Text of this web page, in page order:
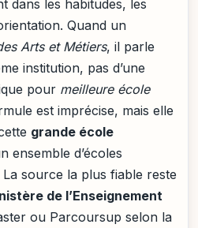
dans les habitudes, les
Quand un
Arts et Métiers, il parle
institution, pas d’une
pour meilleure école
est imprécise, mais elle
grande école
ensemble d’écoles
source la plus fiable reste
de l’Enseignement
ou Parcoursup selon la